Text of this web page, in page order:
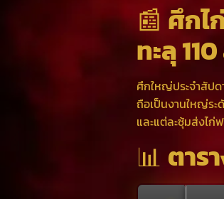
📰 ศึกไ
ทะลุ
ศึกใหญ่ประจำสัป
ถือเป็นงานใหญ่ระ
และแต่ละซุ้มส่งไ
📊 ตาร